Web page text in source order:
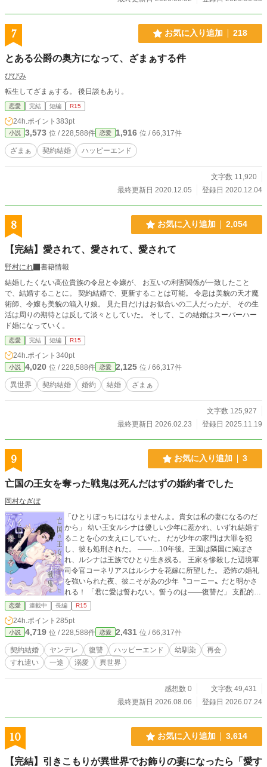
7 お気に入り追加 218
とある公爵の奥方になって、ざまぁする件
ぴぴみ
転生してざまぁする。 後日談もあり。
恋愛 完結 短編 R15
24h.ポイント 383pt
小説 3,573 位 / 228,588件 恋愛 1,916 位 / 66,317件
ざまぁ 契約結婚 ハッピーエンド
文字数 11,920
最終更新日 2020.12.05
登録日 2020.12.04
8 お気に入り追加 2,054
【完結】愛されて、愛されて、愛されて
野村にれ
書籍情報
結婚したくない高位貴族の令息と令嬢が、 お互いの利害関係が一致したこと
で、結婚することに。 契約結婚で、更新することは可能。 令息は美貌の天才魔
術師、令嬢も美貌の箱入り娘。 見た目だけはお似合いの二人だったが、 その生
活は周りの期待とは反して淡々としていた。 そして、この結婚はスーパーハー
ド婚になっていく。
恋愛 完結 短編 R15
24h.ポイント 340pt
小説 4,020 位 / 228,588件 恋愛 2,125 位 / 66,317件
異世界 契約結婚 婚約 結婚 ざまぁ
文字数 125,927
最終更新日 2026.02.23
登録日 2025.11.19
9 お気に入り追加 3
亡国の王女を奪った戦鬼は死んだはずの婚約者でした
岡村なぎぼ
「ひとりぼっちにはなりませんよ。貴女は私の妻になるのだ
から」 幼い王女ルシナは優しい少年に惹かれ、いずれ結婚す
ることを心の支えにしていた。 だが少年の家門は大罪を犯
し、彼も処刑された。 ――…10年後。王国は隣国に滅ぼさ
れ、ルシナは王族でひとり生き残る。 王家を惨殺した辺境軍
司令官コーネリアスはルシナを花嫁に所望した。 恐怖の婚礼
を強いられた夜、彼こそがあの少年〝コーニー〟だと明かさ
れる！ 「君に愛は誓わない。誓うのは――復讐だ」 支配的
に、ときに加虐的に振舞う一方で、矛盾するような甘い表情
を覗かせるコーネリアス。 昔の面影が重なる彼を憎みきれな
いルシナ。 やがて彼の復讐の裏にある真実――王家の隠され
た禁忌に気づいたとき、 ルシナはコーネリアスの切実な愛を
知ることになる。 ♔再会した婚約者の復讐と執着に翻弄され
る純愛ロマンスファンタジー♔
恋愛 連載中 長編 R15
24h.ポイント 285pt
小説 4,719 位 / 228,588件 恋愛 2,431 位 / 66,317件
契約結婚 ヤンデレ 復讐 ハッピーエンド 幼馴染
再会
すれ違い
一途 溺愛 異世界
感想数 0
文字数 49,431
最終更新日 2026.08.06
登録日 2026.07.24
10 お気に入り追加 3,614
【完結】引きこもりが異世界でお飾りの妻になったら「愛す